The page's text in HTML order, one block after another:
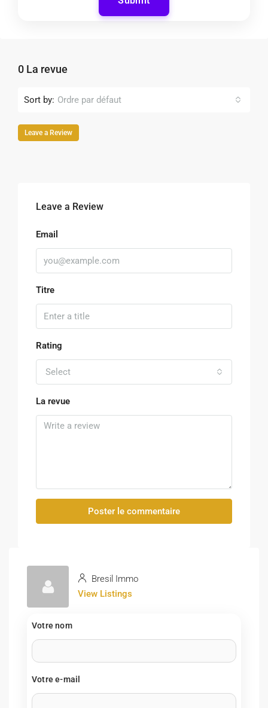
0 La revue
Sort by: Ordre par défaut
Leave a Review
Leave a Review
Email
Titre
Rating
Select
La revue
Poster le commentaire
Bresil Immo
View Listings
Votre nom
Votre e-mail